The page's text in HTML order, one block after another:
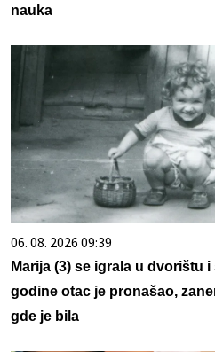
nauka
06. 08. 2026 09:39
Marija (3) se igrala u dvorištu
godine otac je pronašao,
gde je bila